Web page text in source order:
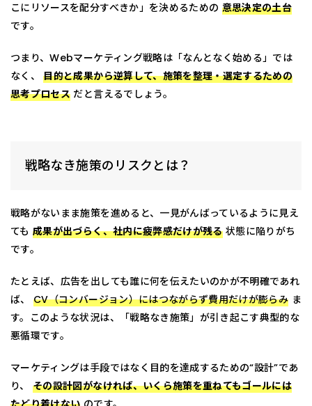
こにリソースを配分すべきか」を決めるための 意思決定の土台
です。
つまり、Webマーケティング戦略は「なんとなく始める」では
なく、目的と成果から逆算して、施策を整理・選定するための
思考プロセス だと言えるでしょう。
戦略なき施策のリスクとは？
戦略がないまま施策を進めると、一見がんばっているように見え
ても成果が出づらく、社内に疲弊感だけが残る状態に陥りがち
です。
たとえば、広告を出しても誰に何を伝えたいのかが不明確であれ
ば、CV（コンバージョン）にはつながらず費用だけが膨らみ ま
す。このような状況は、「戦略なき施策」が引き起こす典型的な
悪循環です。
マーケティングは手段ではなく目的を達成するための“設計”であ
り、その設計図がなければ、いくら施策を重ねてもゴールには